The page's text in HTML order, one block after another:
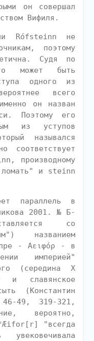
он совершал
Вифиля.
Rófsteinn не
поэтому
Судя по
может быть
одного из
всего
он назван
Поэтому его
из уступов
назывался
соответствует
производному
и steinn
параллель в
2001. № Б-
со
названием
- Αειφóρ - в
империей"
(середина X
и славянское
(Константин
49, 319-321,
вероятно,
*Æifor[r] "всегда
увековечивала